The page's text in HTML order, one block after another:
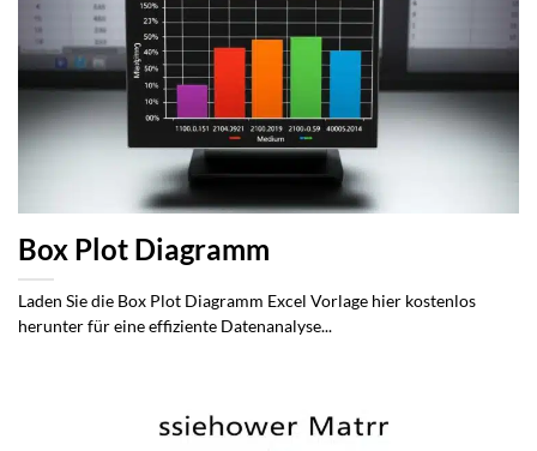
Box Plot Diagramm
Laden Sie die Box Plot Diagramm Excel Vorlage hier kostenlos
herunter für eine effiziente Datenanalyse...